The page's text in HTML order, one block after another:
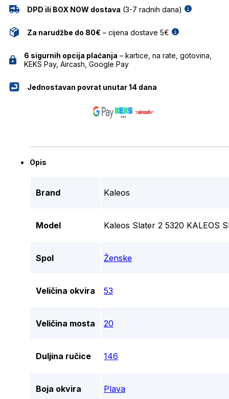
DPD ili BOX NOW dostava (3-7 radnih dana)
Za narudžbe do 80€ – cijena dostave 5€
6 sigurnih opcija plaćanja – kartice, na rate, gotovina,
KEKS Pay, Aircash, Google Pay
Jednostavan povrat unutar 14 dana
Opis
Brand Kaleos
Model Kaleos Slater 2 5320 KALEOS
Spol Ženske
Veličina okvira 53
Veličina mosta 20
Duljina ručice 146
Boja okvira Plava